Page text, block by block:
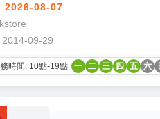
2026-08-07
2014-09-29
時間: 10點-19點 一 二 三 四 五 六